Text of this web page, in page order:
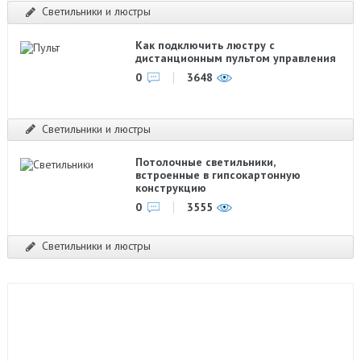
Светильники и люстры
Как подключить люстру с
дистанционным пультом управления
0
3648
Светильники и люстры
Потолочные светильники,
встроенные в гипсокартонную
конструкцию
0
3555
Светильники и люстры